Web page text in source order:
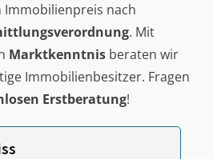
nach
. Mit
Marktkenntnis beraten wir
Immobilienbesitzer. Fragen
Erstberatung!